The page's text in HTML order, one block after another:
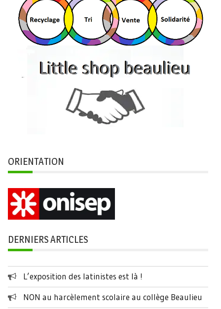
ORIENTATION
DERNIERS ARTICLES
L’exposition des latinistes est là !
NON au harcèlement scolaire au collège Beaulieu